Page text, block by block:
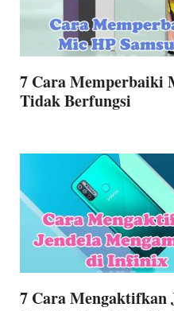
7 Cara Memperbaiki
Tidak Berfungsi
7 Cara Mengaktifkan